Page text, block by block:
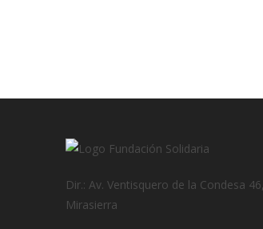
Dir.: Av. Ventisquero de la Condesa 46,
Mirasierra